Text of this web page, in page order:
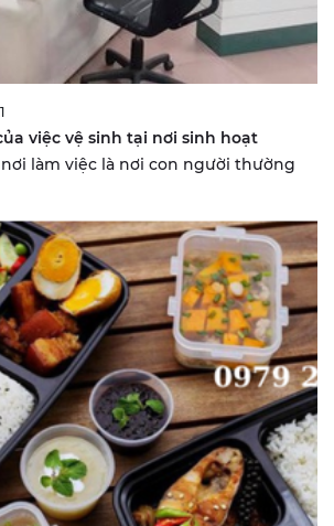
việc vệ sinh tại nơi sinh hoạt
làm việc là nơi con người thường